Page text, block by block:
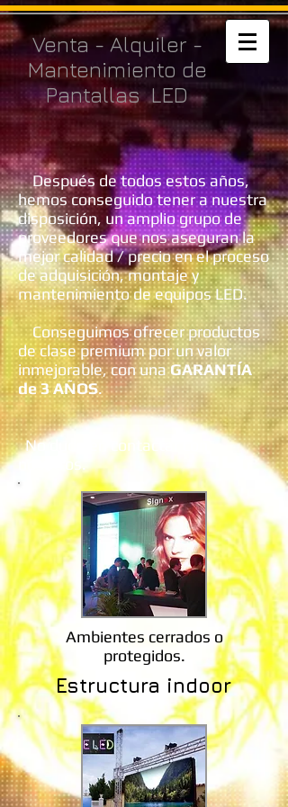
Venta - Alquiler -
Mantenimiento de
Pantallas LED
Después de todos estos años,
hemos conseguido tener a nuestra
disposición, un amplio grupo de
proveedores que nos aseguran la
mejor calidad / precio en el proceso
de adquisición, montaje y
mantenimiento de equipos LED.
Conseguimos ofrecer productos
de clase premium por un valor
inmejorable, con unaGARANTÍA
de 3 AÑOS.
No dude en contactar con
nosotros.
Ambientes cerrados o
protegidos.
Estructura indoor